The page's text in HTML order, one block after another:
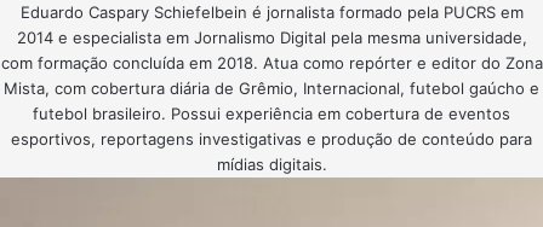
Eduardo Caspary Schiefelbein é jornalista formado pela PUCRS em
2014 e especialista em Jornalismo Digital pela mesma universidade,
com formação concluída em 2018. Atua como repórter e editor do Zona
Mista, com cobertura diária de Grêmio, Internacional, futebol gaúcho e
futebol brasileiro. Possui experiência em cobertura de eventos
esportivos, reportagens investigativas e produção de conteúdo para
mídias digitais.